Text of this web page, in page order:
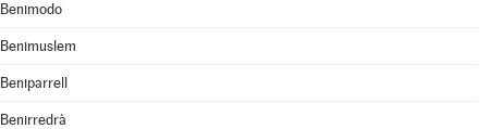
Benimodo
Benimuslem
Beniparrell
Benirredrà